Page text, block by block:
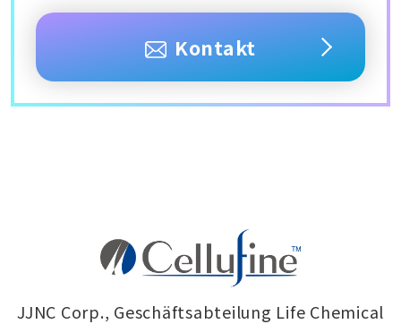
Kontakt
JJNC Corp., Geschäftsabteilung Life Chemical